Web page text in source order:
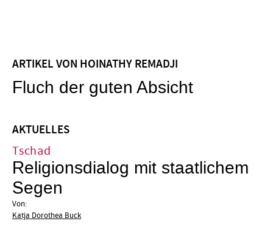
ARTIKEL VON HOINATHY REMADJI
Fluch der guten Absicht
AKTUELLES
Tschad
Religionsdialog mit staatlichem
Segen
Von:
Katja Dorothea Buck